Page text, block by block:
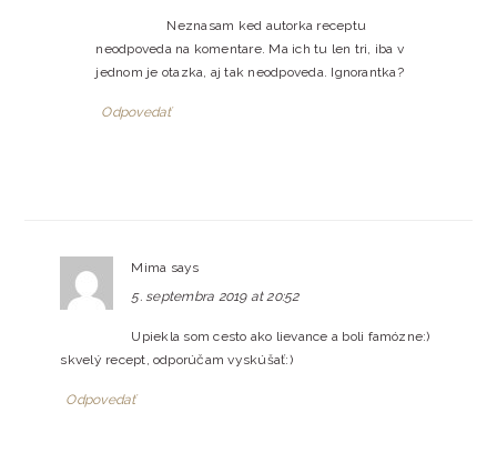
Neznasam ked autorka receptu
neodpoveda na komentare. Ma ich tu len tri, iba v
jednom je otazka, aj tak neodpoveda. Ignorantka?
Odpovedať
Mima says
5. septembra 2019 at 20:52
Upiekla som cesto ako lievance a boli famózne:)
skvelý recept, odporúčam vyskúšať:)
Odpovedať